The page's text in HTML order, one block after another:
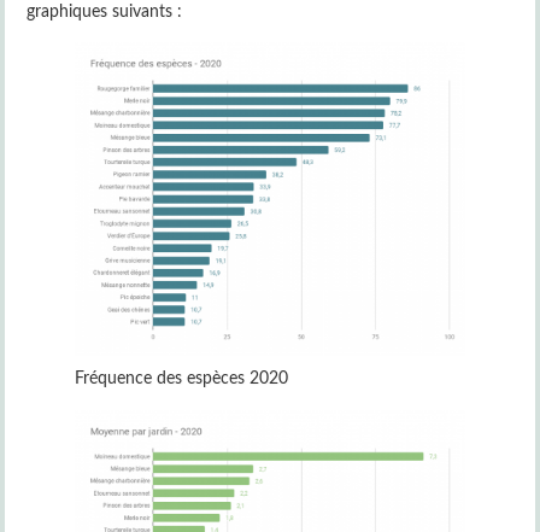
graphiques suivants :
Fréquence des espèces 2020